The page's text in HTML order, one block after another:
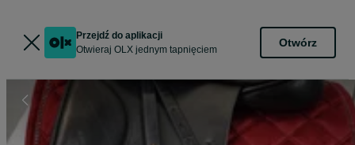
Przejdź do aplikacji
Otwieraj OLX jednym tapnięciem
Otwórz